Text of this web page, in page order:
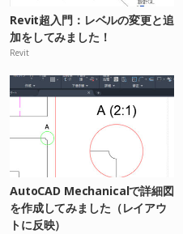
Revit超入門：レベルの変更と追
加をしてみました！
Revit
AutoCAD Mechanicalで詳細図
を作成してみました（レイアウ
トに反映）